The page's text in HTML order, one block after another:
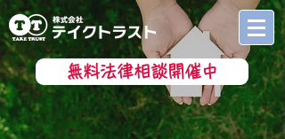
無料法律相談開催中